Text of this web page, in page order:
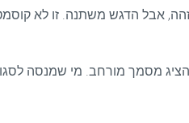
אבל הדגש משתנה. זו לא
מסמך מורחב. מי שמנסה